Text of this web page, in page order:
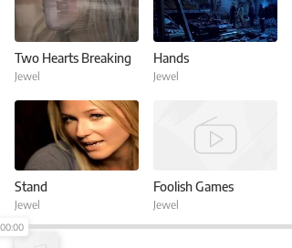
Two Hearts Breaking
Jewel
Hands
Jewel
Stand
Jewel
Foolish Games
Jewel
00:00